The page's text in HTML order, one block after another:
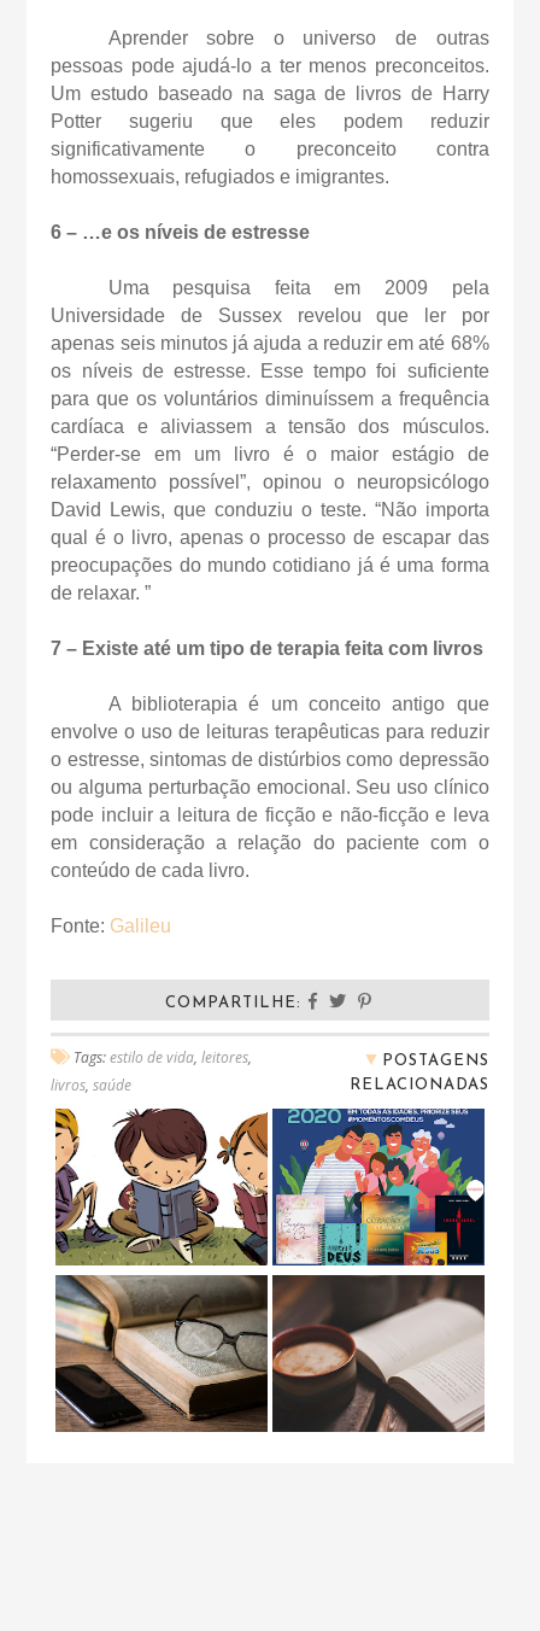
Aprender sobre o universo de outras
pessoas pode ajudá-lo a ter menos preconceitos.
Um estudo baseado na saga de livros de Harry
Potter sugeriu que eles podem reduzir
significativamente o preconceito contra
homossexuais, refugiados e imigrantes.
6 – …e os níveis de estresse
Uma pesquisa feita em 2009 pela
Universidade de Sussex revelou que ler por
apenas seis minutos já ajuda a reduzir em até 68%
os níveis de estresse. Esse tempo foi suficiente
para que os voluntários diminuíssem a frequência
cardíaca e aliviassem a tensão dos músculos.
“Perder-se em um livro é o maior estágio de
relaxamento possível”, opinou o neuropsicólogo
David Lewis, que conduziu o teste. “Não importa
qual é o livro, apenas o processo de escapar das
preocupações do mundo cotidiano já é uma forma
de relaxar. ”
7 – Existe até um tipo de terapia feita com livros
A biblioterapia é um conceito antigo que
envolve o uso de leituras terapêuticas para reduzir
o estresse, sintomas de distúrbios como depressão
ou alguma perturbação emocional. Seu uso clínico
pode incluir a leitura de ficção e não-ficção e leva
em consideração a relação do paciente com o
conteúdo de cada livro.
Fonte: Galileu
COMPARTILHE:
Tags:estilo de vida,leitores,
livros,saúde
▼ POSTAGENS
RELACIONADAS